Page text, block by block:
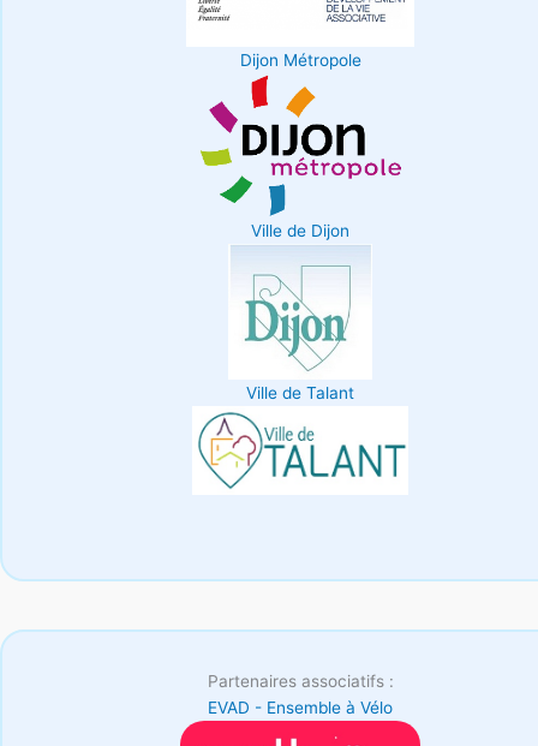
Dijon Métropole
Ville de Dijon
Ville de Talant
Partenaires associatifs :
EVAD - Ensemble à Vélo